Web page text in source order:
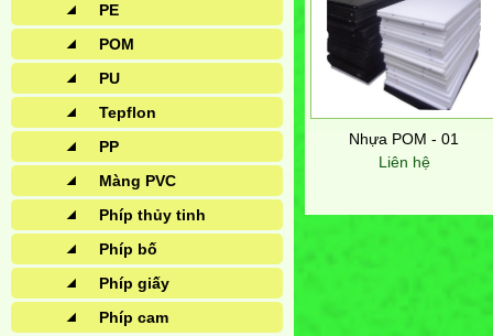
PE
POM
PU
Tepflon
PP
Màng PVC
Phíp thủy tinh
Phíp bố
Phíp giấy
Phíp cam
Nhựa POM - 01
Liên hệ